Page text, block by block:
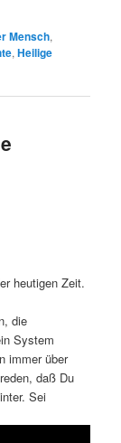
Mensch,
,Heilige
heutigen Zeit.
die
System
immer über
daß Du
Sei